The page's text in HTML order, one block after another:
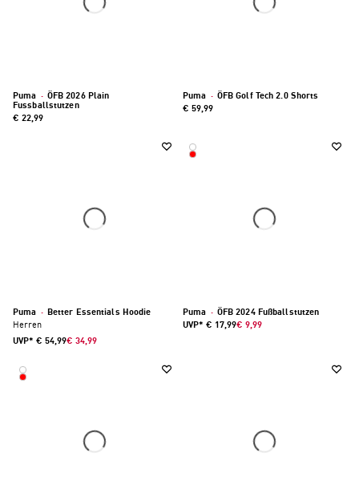
Puma · ÖFB 2026 Plain
Fussballstutzen
€ 22,99
Puma · ÖFB Golf Tech 2.0 Shorts
€ 59,99
Puma · Better Essentials Hoodie
Herren
UVP* € 54,99€ 34,99
Puma · ÖFB 2024 Fußballstutzen
UVP* € 17,99€ 9,99